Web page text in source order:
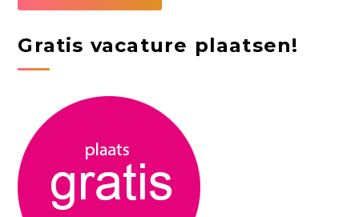
Gratis vacature plaatsen!